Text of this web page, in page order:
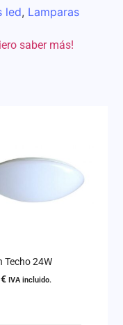
led, Lamparas
saber más!
Techo 24W
€ IVA incluido.